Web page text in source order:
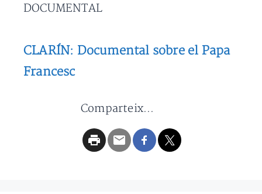
DOCUMENTAL
CLARÍN: Documental sobre el Papa
Francesc
Comparteix...